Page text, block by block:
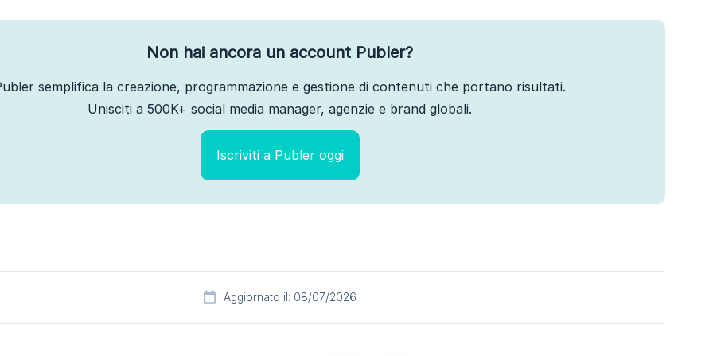
Non hai ancora un account Publer?
semplifica la creazione, programmazione e gestione di contenuti che portano risultati.
Unisciti a 500K+ social media manager, agenzie e brand globali.
Iscriviti a Publer oggi
Aggiornato il: 08/07/2026